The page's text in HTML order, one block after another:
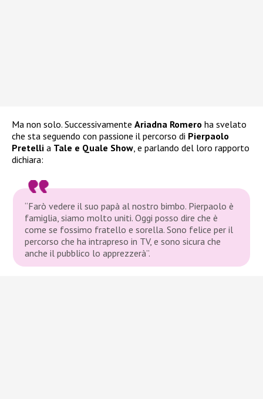
Ma non solo. Successivamente Ariadna Romero ha svelato
che sta seguendo con passione il percorso di Pierpaolo
Pretelli a Tale e Quale Show , e parlando del loro rapporto
dichiara:
“Farò vedere il suo papà al nostro bimbo. Pierpaolo è
famiglia, siamo molto uniti. Oggi posso dire che è
come se fossimo fratello e sorella. Sono felice per il
percorso che ha intrapreso in TV, e sono sicura che
anche il pubblico lo apprezzerà”.